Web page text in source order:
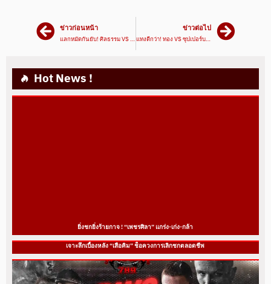
ข่าวก่อนหน้า
แลกหมัดกันยับ! ศิลธรรม VS เพชรบัญชา | ศึกมวยมันส์สนั่นเมือง 14 พ.ค. 67
ข่าวต่อไป
แทงดีกว่า! ทอง VS ซุปเปอร์บอล #ไฮไลท์มวย | ศึกมวยมันส์วันศุกร์ เวทีมวยรังสิต
Hot News !
ยิ่งชกยิ่งร้ายกาจ ! “เพชรศิลา” แกร่ง-เก่ง-กล้า
เจาะลึกเบื้องหลัง “เสือคิม” ช็อควงการเลิกชกตลอดชีพ